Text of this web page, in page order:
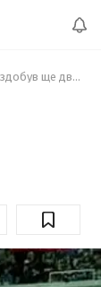
Плавання: Майкл Фелпс здобув ще дві медалі